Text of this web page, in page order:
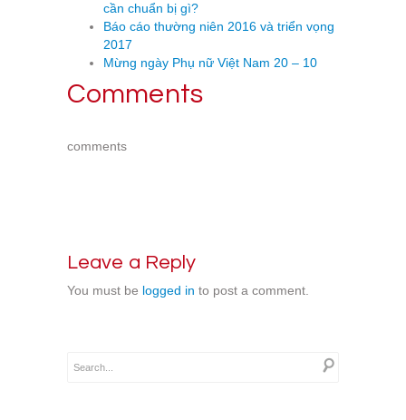
cần chuẩn bị gì?
Báo cáo thường niên 2016 và triển vọng
2017
Mừng ngày Phụ nữ Việt Nam 20 – 10
Comments
comments
Leave a Reply
You must be logged in to post a comment.